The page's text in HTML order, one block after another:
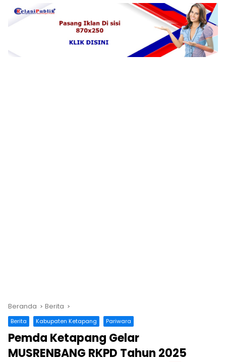
Beranda Berita
Berita Kabupaten Ketapang Pariwara
Pemda Ketapang Gelar
MUSRENBANG RKPD Tahun 2025